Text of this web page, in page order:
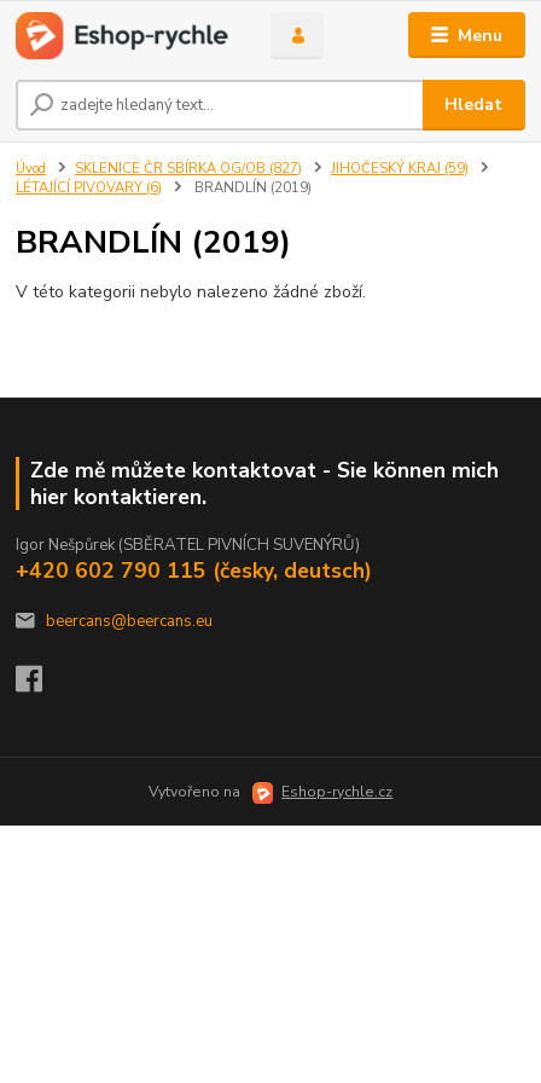
Menu
Hledat
Úvod SKLENICE ČR SBÍRKA OG/OB (827)
JIHOČESKÝ KRAJ (59)
LÉTAJÍCÍ PIVOVARY (6)
BRANDLÍN (2019)
BRANDLÍN (2019)
V této kategorii nebylo nalezeno žádné zboží.
Zde mě můžete kontaktovat - Sie können mich
hier kontaktieren.
Igor Nešpůrek (SBĚRATEL PIVNÍCH SUVENÝRŮ)
+420 602 790 115 (česky, deutsch)
beercans@beercans.eu
Vytvořeno na Eshop-rychle.cz